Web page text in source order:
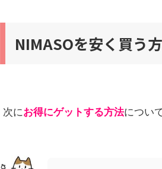
NIMASOを安く買う
次にお得にゲットする方法につい